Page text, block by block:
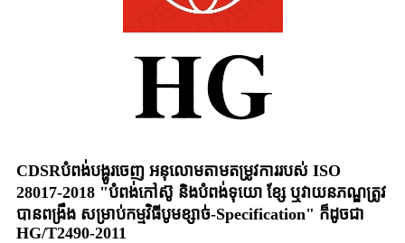
CDSRបំពង់បង្ហូរចេញ អនុលោមតាមតម្រូវការរបស់ ISO
28017-2018 "បំពង់កៅស៊ូ និងបំពង់ទុយោ ខ្សែ ឬវាយនភណ្ឌត្រូវ
បានពង្រឹង សម្រាប់កម្មវិធីបូមខ្សាច់-Specification" ក៏ដូចជា
HG/T2490-2011